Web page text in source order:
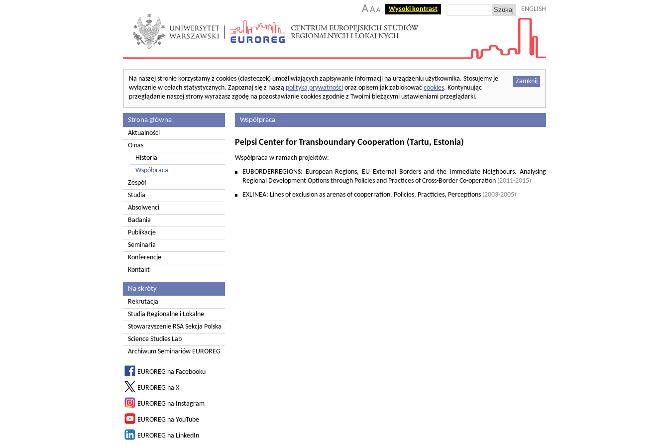
AA A Wysoki kontrast ENGLISH
Zamknij
Na naszej stronie korzystamy z cookies (ciasteczek) umożliwiających zapisywanie informacji na urządzeniu użytkownika. Stosujemy je
wyłącznie w celach statystycznych. Zapoznaj się z naszą polityką prywatności oraz opisem jak zablokować cookies. Kontynuując
przeglądanie naszej strony wyrażasz zgodę na pozostawianie cookies zgodnie z Twoimi bieżącymi ustawieniami przeglądarki.
Strona główna
Aktualności
O nas
Historia
Współpraca
Zespół
Studia
Absolwenci
Badania
Publikacje
Seminaria
Konferencje
Kontakt
Na skróty
Rekrutacja
Studia Regionalne i Lokalne
Stowarzyszenie RSA Sekcja Polska
Science Studies Lab
Archiwum Seminariów EUROREG
EUROREG na Facebooku
EUROREG na X
EUROREG na Instagram
EUROREG na YouTube
EUROREG na LinkedIn
Współpraca
Peipsi Center for Transboundary Cooperation (Tartu, Estonia)
Współpraca w ramach projektów:
EUBORDERREGIONS: European Regions, EU External Borders and the Immediate Neighbours. Analysing
Regional Development Options through Policies and Practices of Cross-Border Co-operation (2011-2015)
EXLINEA: Lines of exclusion as arenas of cooperration. Policies, Practicies, Perceptions (2003-2005)